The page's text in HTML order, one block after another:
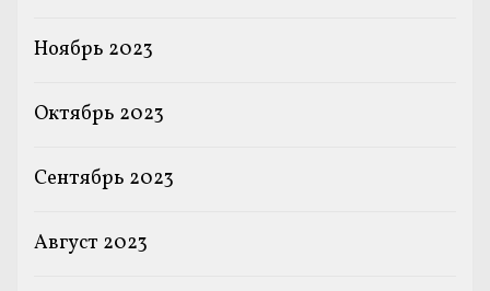
Ноябрь 2023
Октябрь 2023
Сентябрь 2023
Август 2023